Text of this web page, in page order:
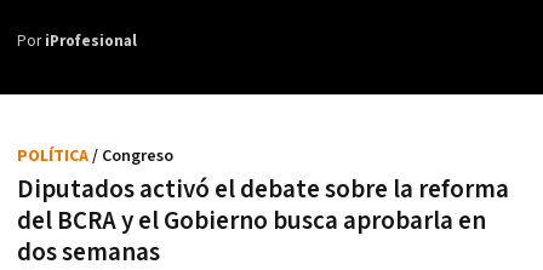
PoriProfesional
Diputados activó el debate sobre la reforma
del BCRA y el Gobierno busca aprobarla en
dos semanas
POLÍTICA/ Congreso